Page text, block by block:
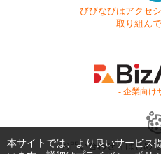
びびなびはアクセ
取り組んで
- 企業向け
お問い合わせ はじめ
本サイトでは、より良いサービス